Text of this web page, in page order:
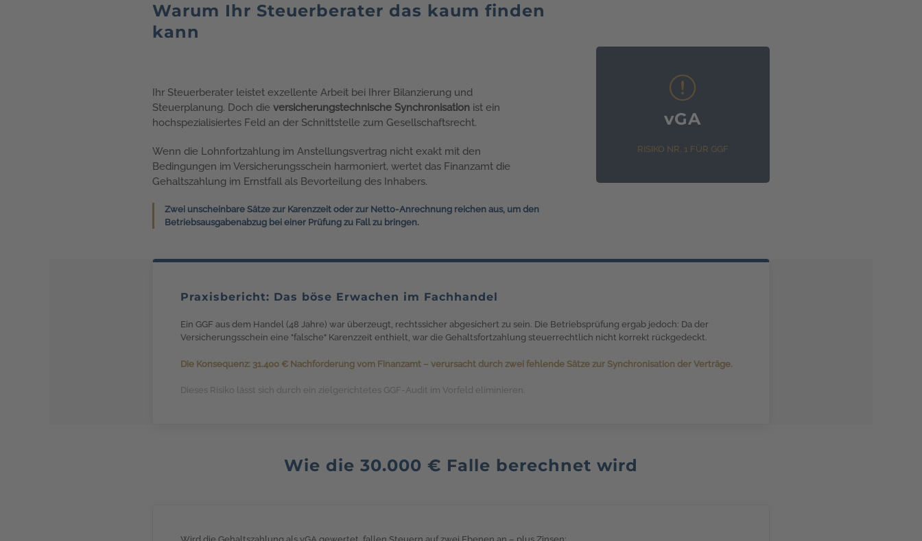
Warum Ihr Steuerberater das kaum finden
kann
Ihr Steuerberater leistet exzellente Arbeit bei Ihrer Bilanzierung und
Steuerplanung. Doch die versicherungstechnische Synchronisation ist ein
hochspezialisiertes Feld an der Schnittstelle zum Gesellschaftsrecht.
Wenn die Lohnfortzahlung im Anstellungsvertrag nicht exakt mit den
Bedingungen im Versicherungsschein harmoniert, wertet das Finanzamt die
Gehaltszahlung im Ernstfall als Bevorteilung des Inhabers.
Zwei unscheinbare Sätze zur Karenzzeit oder zur Netto-Anrechnung reichen aus, um den
Betriebsausgabenabzug bei einer Prüfung zu Fall zu bringen.
vGA
RISIKO NR. 1 FÜR GGF
Praxisbericht: Das böse Erwachen im Fachhandel
Ein GGF aus dem Handel (48 Jahre) war überzeugt, rechtssicher abgesichert zu sein. Die Betriebsprüfung ergab jedoch: Da der
Versicherungsschein eine "falsche" Karenzzeit enthielt, war die Gehaltsfortzahlung steuerrechtlich nicht korrekt rückgedeckt.
Die Konsequenz: 31.400 € Nachforderung vom Finanzamt – verursacht durch zwei fehlende Sätze zur Synchronisation der Verträge.
Dieses Risiko lässt sich durch ein zielgerichtetes GGF-Audit im Vorfeld eliminieren.
Wie die 30.000 € Falle berechnet wird